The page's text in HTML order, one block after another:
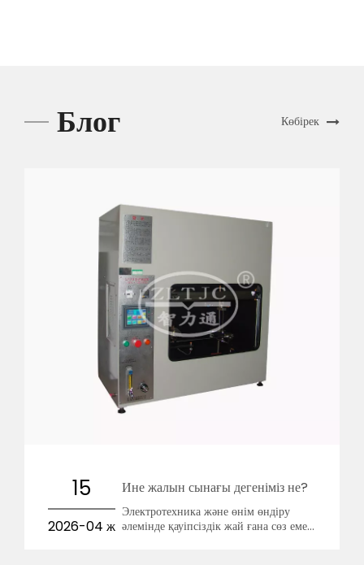
Блог Көбірек
15
2026-04 ж
Ине жалын сынағы дегеніміз не?
Электротехника және өнім өндіру
әлемінде қауіпсіздік жай ғана сөз емес;